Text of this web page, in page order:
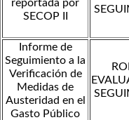
reportada por
SECOP II
Informe de
Seguimiento a la
Verificación de
Medidas de
Austeridad en el
Gasto Público